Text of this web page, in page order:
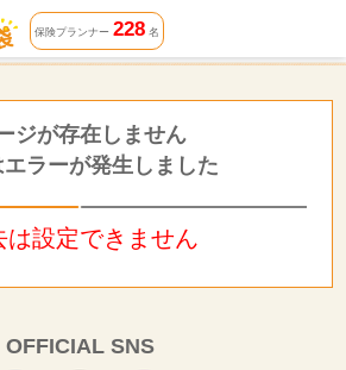
保険プランナー 228名
ジが存在しません
エラーが発生しました
は設定できません
OFFICIAL SNS